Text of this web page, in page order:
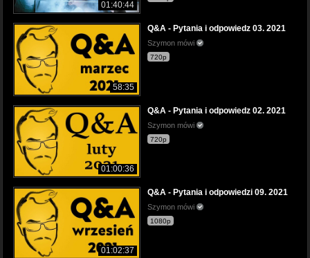
01:40:44
58:35
Q&A - Pytania i odpowiedz 03. 2021
Szymon mówi
720p
01:00:36
Q&A - Pytania i odpowiedz 02. 2021
Szymon mówi
720p
01:02:37
Q&A - Pytania i odpowiedzi 09. 2021
Szymon mówi
1080p